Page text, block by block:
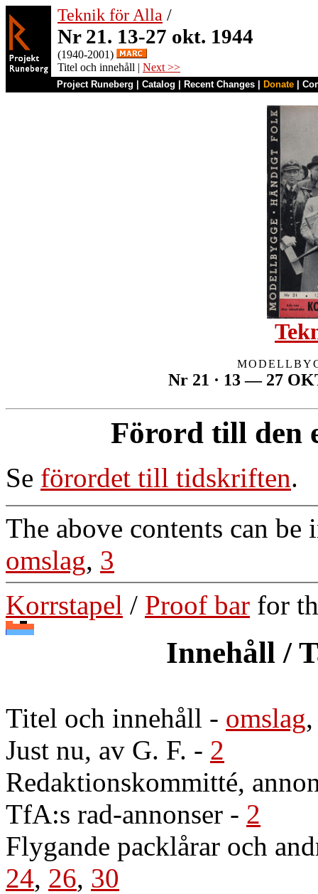
Teknik för Alla /
Nr 21. 13-27 okt. 1944
(1940-2001)
Titel och innehåll | Next >>
Project Runeberg Catalog Recent Changes Donate
Nr 21 · 13 — 27
Förord till den
Se förordet till tidskriften.
The above contents can be
omslag, 3
Korrstapel / Proof bar for
Innehåll /
Titel och innehåll - omslag
Just nu, av G. F. - 2
Redaktionskommitté,
TfA:s rad-annonser - 2
Flygande packlårar och
24, 26, 30